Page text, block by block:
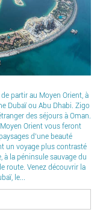
partir au Moyen Orient, à
Dubaï ou Abu Dhabi. Zigo
des séjours à Oman.
Orient vous feront
d’une beauté
un voyage plus contrasté
à la péninsule sauvage du
route. Venez découvrir la
le...